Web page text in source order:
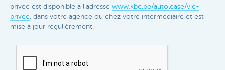
privée est disponible à l'adresse www.kbc.be/autolease/vie-
privee, dans votre agence ou chez votre intermédiaire et est
mise à jour régulièrement.​